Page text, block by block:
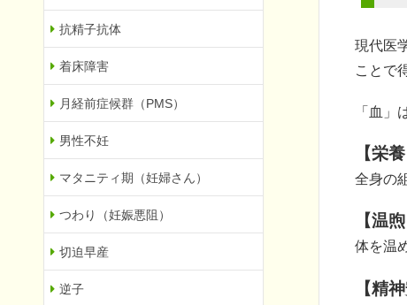
現代医
ことで
「血」
【栄
全身の
【温
体を温
【精
抗精子抗体
着床障害
月経前症候群（PMS）
男性不妊
マタニティ期（妊婦さん）
つわり（妊娠悪阻）
切迫早産
逆子